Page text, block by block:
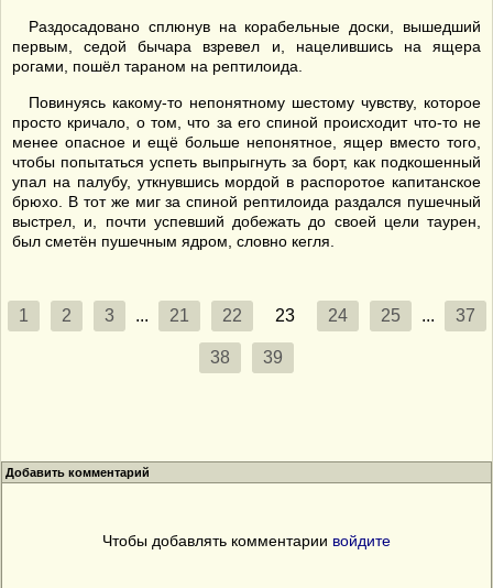
Раздосадовано сплюнув на корабельные доски, вышедший
первым, седой бычара взревел и, нацелившись на ящера
рогами, пошёл тараном на рептилоида.
Повинуясь какому-то непонятному шестому чувству, которое
просто кричало, о том, что за его спиной происходит что-то не
менее опасное и ещё больше непонятное, ящер вместо того,
чтобы попытаться успеть выпрыгнуть за борт, как подкошенный
упал на палубу, уткнувшись мордой в распоротое капитанское
брюхо. В тот же миг за спиной рептилоида раздался пушечный
выстрел, и, почти успевший добежать до своей цели таурен,
был сметён пушечным ядром, словно кегля.
1 2 3 ... 21 22 23 24 25 ... 37
38 39
Добавить комментарий
Чтобы добавлять комментарии войдите